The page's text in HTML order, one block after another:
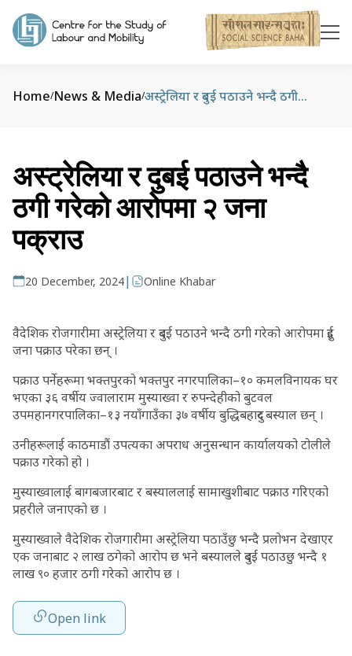
Home/News & Media/ अस्ट्रेलिया र दुबई पठाउने भन्दै ठगी गरेको आरोपमा २ जना पक्राउ
अस्ट्रेलिया र दुबई पठाउने भन्दै
ठगी गरेको आरोपमा २ जना
पक्राउ
20 December, 2024| Online Khabar
वैदेशिक रोजगारीमा अस्ट्रेलिया र दुबई पठाउने भन्दै ठगी गरेको आरोपमा दुई
जना पक्राउ परेका छन् ।
पक्राउ पर्नेहरूमा भक्तपुरको भक्तपुर नगरपालिका–१० कमलविनायक घर
भएका ३६ वर्षीय ज्वालाराम मुस्याख्वा र रुपन्देहीको बुटवल
उपमहानगरपालिका–१३ नयाँगाउँका ३७ वर्षीय बुद्धिबहादुर बस्याल छन् ।
उनीहरूलाई काठमाडौं उपत्यका अपराध अनुसन्धान कार्यालयको टोलीले
पक्राउ गरेको हो ।
मुस्याख्वालाई बागबजारबाट र बस्याललाई सामाखुशीबाट पक्राउ गरिएको
प्रहरीले जनाएको छ ।
मुस्याख्वाले वैदेशिक रोजगारीमा अस्ट्रेलिया पठाउँछु भन्दै प्रलोभन देखाएर
एक जनाबाट २ लाख ठगेको आरोप छ भने बस्यालले दुबई पठाउछु भन्दै १
लाख ९० हजार ठगी गरेको आरोप छ ।
Open link